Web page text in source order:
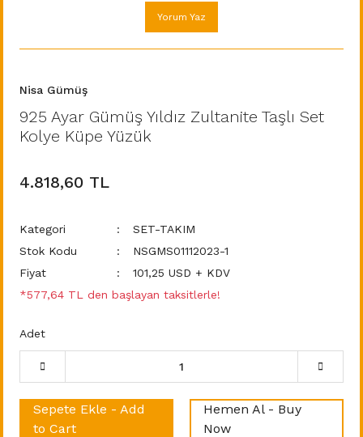
Yorum Yaz
Nisa Gümüş
925 Ayar Gümüş Yıldız Zultanite Taşlı Set
Kolye Küpe Yüzük
4.818,60 TL
Kategori
SET-TAKIM
Stok Kodu
NSGMS01112023-1
Fiyat
101,25 USD + KDV
*577,64 TL den başlayan taksitlerle!
Adet
Sepete Ekle - Add
to Cart
Hemen Al - Buy
Now